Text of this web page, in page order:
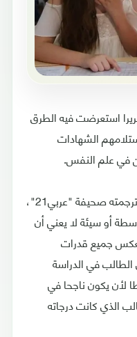
استعرضت فيه الطرق
الشهادات
في علم النفس.
وقالت الصحيفة، في تقريرها الذي ترجمته صحيفة "عربي21"،
أو سيئة لا يعني أن
جميع قدرات
في الدراسة
لأن يكون ناجحا في
الذي كانت درجاته